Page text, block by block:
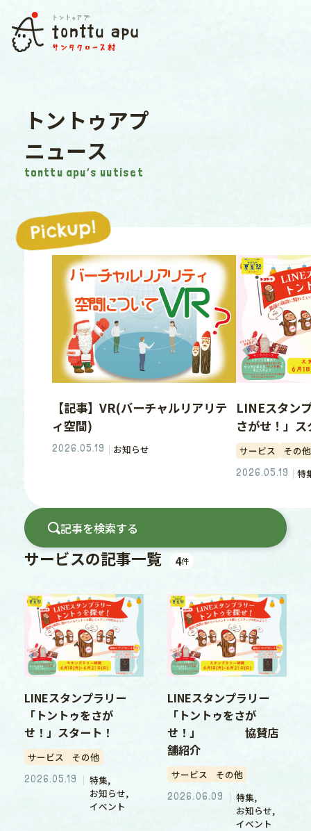
トン トゥアプ
ニュース
tonttu apu’s uutiset
2026.05.19 お知らせ
【記事】VR(バーチャルリアリテ
ィ空間)
2026.05.19 特
LINEスタン
さがせ！」
サービス その他
記事を検索する
サービスの記事一覧 4件
2026.05.19
特集
お知らせ
イベント
LINEスタンプラリー
「トントゥをさが
せ！」スタート！
サービス その他
2026.06.09
特集
お知らせ
イベント
LINEスタンプラリー
「トントゥをさが
せ！」 協賛店
舗紹介
サービス その他